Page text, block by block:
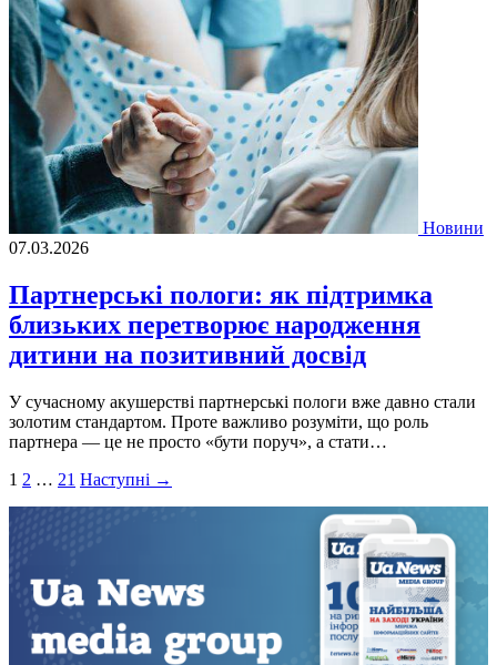
Новини
07.03.2026
Партнерські пологи: як підтримка
близьких перетворює народження
дитини на позитивний досвід
У сучасному акушерстві партнерські пологи вже давно стали
золотим стандартом. Проте важливо розуміти, що роль
партнера — це не просто «бути поруч», а стати…
Пагінація
записів
1 2 … 21 Наступні →